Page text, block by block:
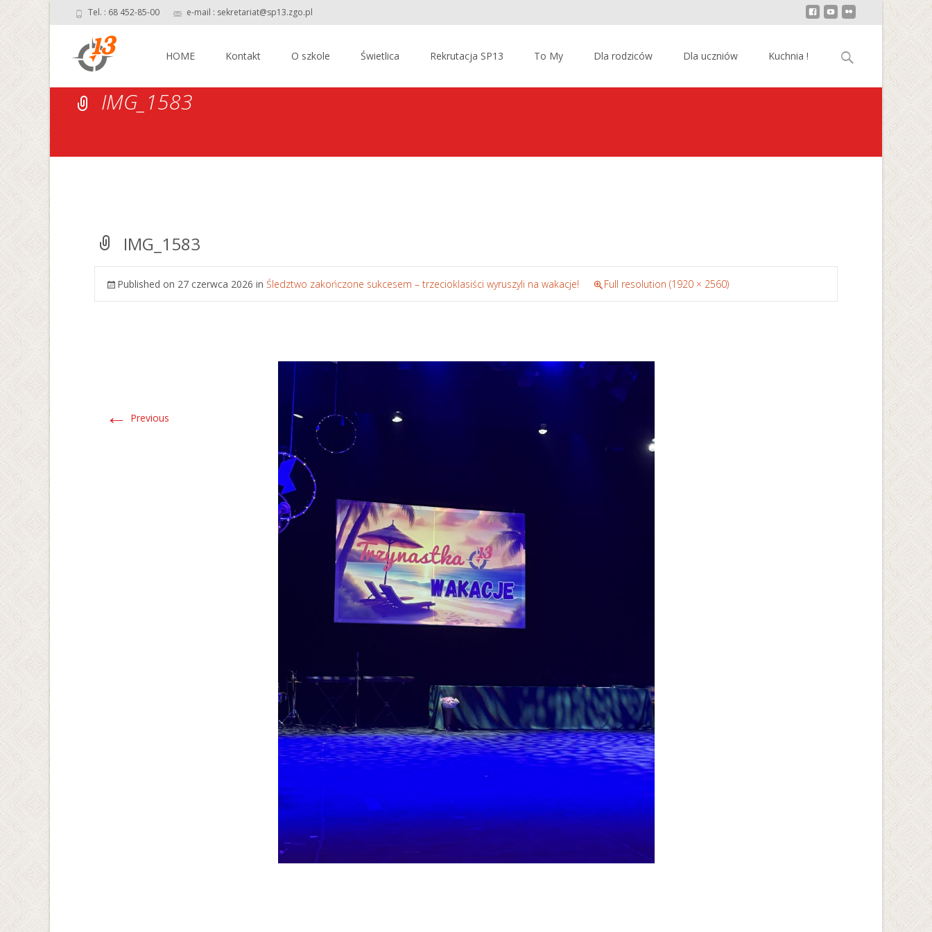
Tel. : 68 452-85-00 e-mail : sekretariat@sp13.zgo.pl
HOME Kontakt O szkole Świetlica Rekrutacja SP13 To My Dla rodziców Dla uczniów Kuchnia ! Szukaj:
IMG_1583
IMG_1583
Published on 27 czerwca 2026 in Śledztwo zakończone sukcesem – trzecioklasiści wyruszyli na wakacje! Full resolution (1920 × 2560)
← Previous